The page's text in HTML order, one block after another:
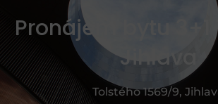
Pronájem bytu 3+1
Jihlava
Tolstého 1569/9,